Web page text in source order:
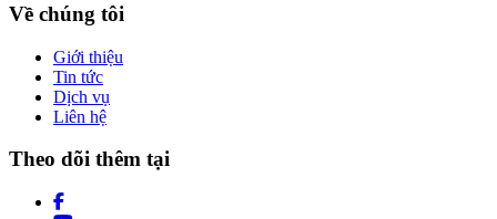
Về chúng tôi
Giới thiệu
Tin tức
Dịch vụ
Liên hệ
Theo dõi thêm tại